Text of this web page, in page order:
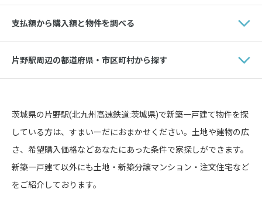
支払額から購入額と物件を調べる
片野駅周辺の都道府県・市区町村から探す
茨城県の片野駅(北九州高速鉄道:茨城県)で新築一戸建て物件を探
している方は、すまいーだにおまかせください。土地や建物の広
さ、希望購入価格などあなたにあった条件で家探しができます。
新築一戸建て以外にも土地・新築分譲マンション・注文住宅など
をご紹介しております。